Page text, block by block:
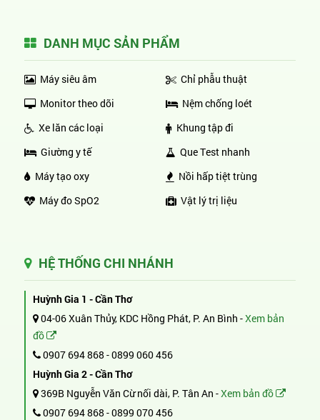
DANH MỤC SẢN PHẨM
Máy siêu âm
Monitor theo dõi
Xe lăn các loại
Giường y tế
Máy tạo oxy
Máy đo SpO2
Chỉ phẫu thuật
Nệm chống loét
Khung tập đi
Que Test nhanh
Nồi hấp tiệt trùng
Vật lý trị liệu
HỆ THỐNG CHI NHÁNH
Huỳnh Gia 1 - Cần Thơ
04-06 Xuân Thủy, KDC Hồng Phát, P. An Bình -Xem bản
đồ
0907 694 868 -0899 060 456
Huỳnh Gia 2 - Cần Thơ
369B Nguyễn Văn Cừ nối dài, P. Tân An -Xem bản đồ
0907 694 868 -0899 070 456